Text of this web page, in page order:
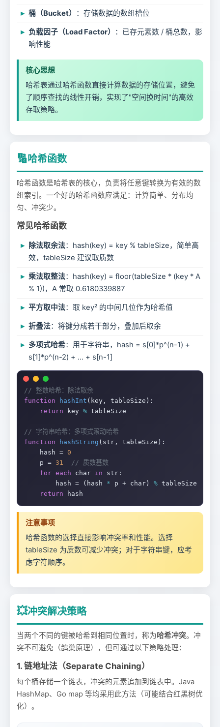
桶（Bucket） ：存储数据的数组槽位
负载因子（Load Factor）
：已存元素数 / 桶总数，影
响性能
核心思想
哈希表通过哈希函数直接计算数据的存储位置，避免
了顺序查找的线性开销，实现了"空间换时间"的高效
存取策略。
🔢哈希函数
哈希函数是哈希表的核心，负责将任意键转换为有效的数
组索引。一个好的哈希函数应满足：计算简单、分布均
匀、冲突少。
常见哈希函数
除法取余法：hash(key) = key % tableSize，简单高
效，tableSize 建议取质数
乘法取整法：hash(key) = floor(tableSize * (key * A
% 1))，A 常取 0.6180339887
平方取中法：取 key² 的中间几位作为哈希值
折叠法：将键分成若干部分，叠加后取余
多项式哈希：用于字符串，hash = s[0]*p^(n-1) +
s[1]*p^(n-2) + ... + s[n-1]
// 整数哈希：除法取余
function
hashInt (key, tableSize):
return key % tableSize
// 字符串哈希：多项式滚动哈希
function
hashString (str, tableSize):
    hash =
0
    p =
31
// 质数基数
for each char in str:
        hash = (hash
* p + char) % tableSize
return hash
注意事项
哈希函数的选择直接影响冲突率和性能。选择
tableSize 为质数可减少冲突；对于字符串键，应考
虑字符顺序。
💥冲突解决策略
当两个不同的键被哈希到相同位置时，称为哈希冲突。冲
突不可避免（鸽巢原理），但可通过以下策略处理：
1. 链地址法（Separate Chaining）
每个桶存储一个链表，冲突的元素追加到链表中。Java
HashMap、Go map 等均采用此方法（可能结合红黑树优
化）。